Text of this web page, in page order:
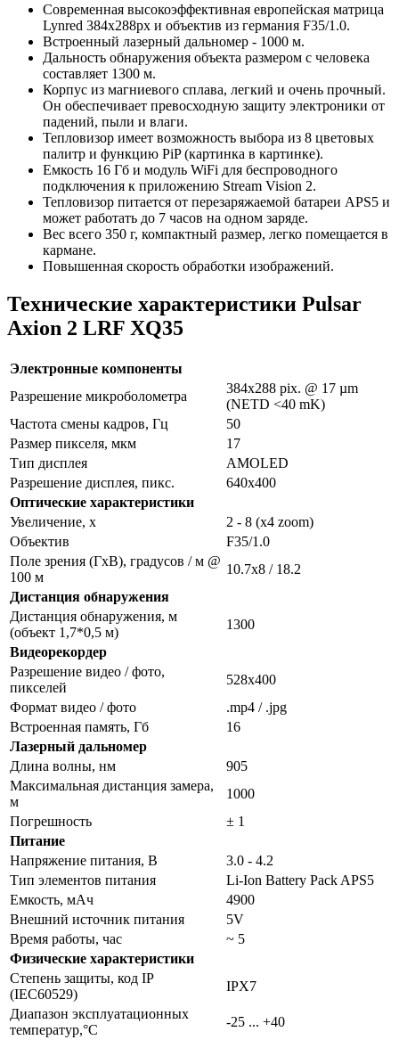
Современная высокоэффективная европейская матрица
Lynred 384x288px и объектив из германия F35/1.0.
Встроенный лазерный дальномер - 1000 м.
Дальность обнаружения объекта размером с человека
составляет 1300 м.
Корпус из магниевого сплава, легкий и очень прочный.
Он обеспечивает превосходную защиту электроники от
падений, пыли и влаги.
Тепловизор имеет возможность выбора из 8 цветовых
палитр и функцию PiP (картинка в картинке).
Емкость 16 Гб и модуль WiFi для беспроводного
подключения к приложению Stream Vision 2.
Тепловизор питается от перезаряжаемой батареи APS5 и
может работать до 7 часов на одном заряде.
Вес всего 350 г, компактный размер, легко помещается в
кармане.
Повышенная скорость обработки изображений.
Технические характеристики Pulsar
Axion 2 LRF XQ35
Электронные компоненты
Разрешение микроболометра
384x288 pix. @ 17 µm
(NETD <40 mK)
Частота смены кадров, Гц
50
Размер пикселя, мкм
17
Тип дисплея
AMOLED
Разрешение дисплея, пикс.
640x400
Оптические характеристики
Увеличение, x
2 - 8 (x4 zoom)
Объектив
F35/1.0
Поле зрения (ГхВ), градусов / м @
100 м
10.7х8 / 18.2
Дистанция обнаружения
Дистанция обнаружения, м
(объект 1,7*0,5 м)
1300
Видеорекордер
Разрешение видео / фото,
пикселей
528x400
Формат видео / фото
.mp4 / .jpg
Встроенная память, Гб
16
Лазерный дальномер
Длина волны, нм
905
Максимальная дистанция замера,
м
1000
Погрешность
± 1
Питание
Напряжение питания, B
3.0 - 4.2
Тип элементов питания
Li-Ion Battery Pack APS5
Емкость, мАч
4900
Внешний источник питания
5V
Время работы, час
~ 5
Физические характеристики
Степень защиты, код IP
(IEC60529)
IPX7
Диапазон эксплуатационных
температур,°С
-25 ... +40